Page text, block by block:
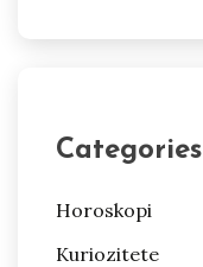
Categories
Horoskopi
Kuriozitete